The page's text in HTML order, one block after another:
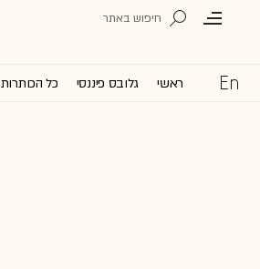
ראשי גלובס פיננסי כל הכותרות